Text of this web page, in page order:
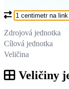
Co chcete převést?
Zdrojová jednotka
Cílová jednotka
Veličina
Veličiny